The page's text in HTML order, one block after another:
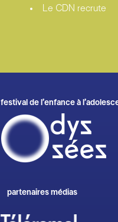
Le CDN recrute
festival de l’enfance à
partenaires médias